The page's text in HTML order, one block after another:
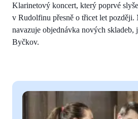
Klarinetový koncert, který poprvé
v Rudolfinu přesně o třicet let
navazuje objednávka nových skladeb,
Byčkov.